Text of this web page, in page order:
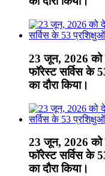
23 जून, 2026 को
फॉरेस्ट सर्विस के
का दौरा किया।
23 जून, 2026 को
फॉरेस्ट सर्विस के
का दौरा किया।